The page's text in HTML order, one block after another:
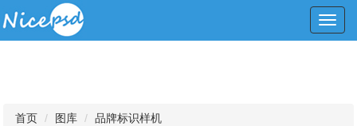
首页 图库 品牌标识样机